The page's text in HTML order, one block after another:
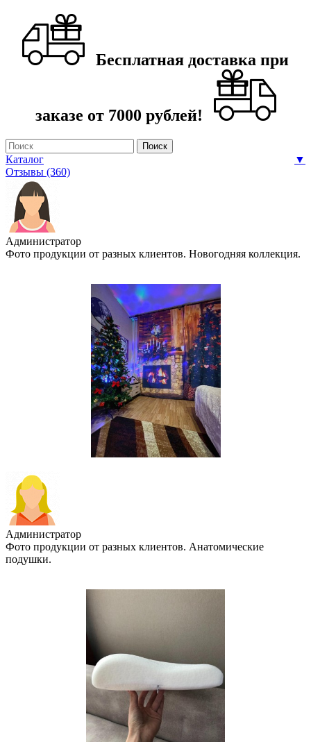
Бесплатная доставка при
заказе от 7000 рублей!
Каталог
▼
Отзывы (360)
Администратор
Фото продукции от разных клиентов. Новогодняя коллекция.
Администратор
Фото продукции от разных клиентов. Анатомические
подушки.